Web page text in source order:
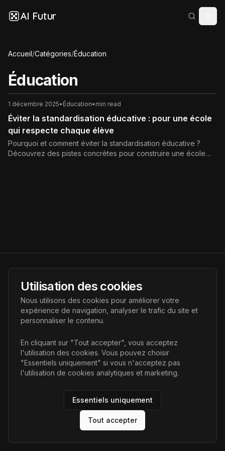
AI Futur
Accueil/Catégories/Éducation
Éducation
1 décembre 2025• Éducation• min read
Éviter la standardisation éducative : pour une école
qui respecte chaque élève
Pourquoi et comment éviter la standardisation éducative ?
Découvrez des pistes concrètes pour construire une école
AI Futur
Portail de l'avenir de l'intelligence artificielle, vous aidant à
découvrir les dernières technologies IA.
Liens
Accueil
Articles
AI Futur. Tous droits réservés.
Utilisation des cookies
Nous utilisons des cookies pour améliorer votre
expérience de navigation, analyser le trafic du site et
personnaliser le contenu.
En cliquant sur "Tout accepter", vous acceptez
l'utilisation des cookies. Vous pouvez choisir
"Essentiels uniquement" si vous n'acceptez pas
l'utilisation de cookies analytiques et marketing.
Essentiels uniquement
Tout accepter